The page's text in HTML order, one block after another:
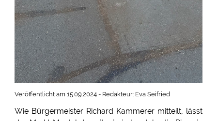
Veröffentlicht am 15.09.2024 - Redakteur: Eva Seifried
Wie Bürgermeister Richard Kammerer mitteilt, lässt